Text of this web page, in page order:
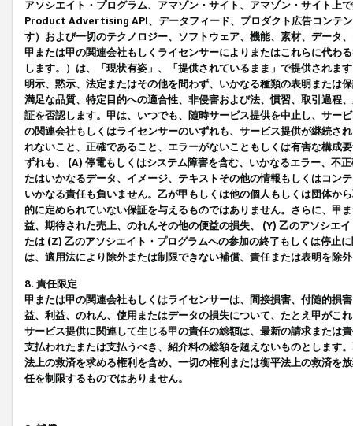
アソシエイト・プログラム、アマゾン・サイト、アマゾン・サイト上
Product Advertising API、データフィード、プロダクト広告コンテ
す）および一切のテクノロジー、ソフトウェア、機能、素材、データ
甲または甲の関連会社もしくライセンサーによりまたはこれらに代わ
します。）は、「現状有姿」、「提供されているまま」で提供されま
明示、黙示、法定またはその他を問わず、いかなる種類の表明または
満足な品質、特定目的への適合性、非侵害および法、慣習、取引過程
証を否認します。甲は、いつでも、随時サービス提供を中止し、サー
の関連会社もしくはライセンサーのいずれも、サービス提供が継続さ
れないこと、正確であること、エラーがないこともしくは有害な構成
ずれも、 (A) 停電もしくはシステム障害を含む、いかなるエラー、不
たはいかなるデータ、イメージ、テキストその他の情報もしくはコン
いかなる責任も負いません。乙が甲もしくは他の個人もしくは団体か
的に定められていない保証を与えるものではありません。さらに、甲
益、期待された売上、のれんその他の便益の損失、 (Y) 乙のアソシエ
たは (Z) 乙のアソシエイト・プログラムへの参加の終了もしくは停止
は、適用法により除外または制限できない補償、責任または表明を除
8. 責任限定
甲または甲の関連会社もしくはライセンサーは、間接損害、付随的損
益、利益、のれん、使用またはデータの損失について、たとえ甲がこ
サービス提供に関連して生じる甲の責任の総額は、最新の請求または
支払われたまたは支払うべき、紹介料の総額を超えないものとします
法上の救済を求める権利を含め、一切の権利または衡平法上の救済を
任を制限するものではありません。